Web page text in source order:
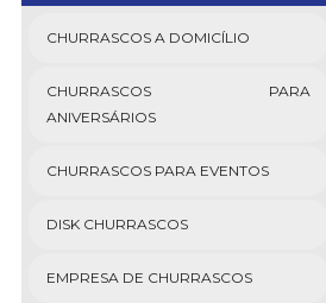
CHURRASCOS A DOMICÍLIO
CHURRASCOS PARA
ANIVERSÁRIOS
CHURRASCOS PARA EVENTOS
DISK CHURRASCOS
EMPRESA DE CHURRASCOS